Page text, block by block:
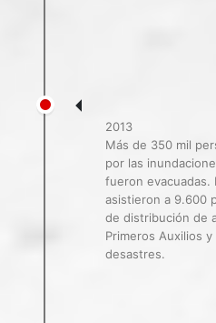
2013
Más de 350 mil
por las
fueron evacuadas.
asistieron a 9.600
de distribución de
Primeros Auxilios
desastres.